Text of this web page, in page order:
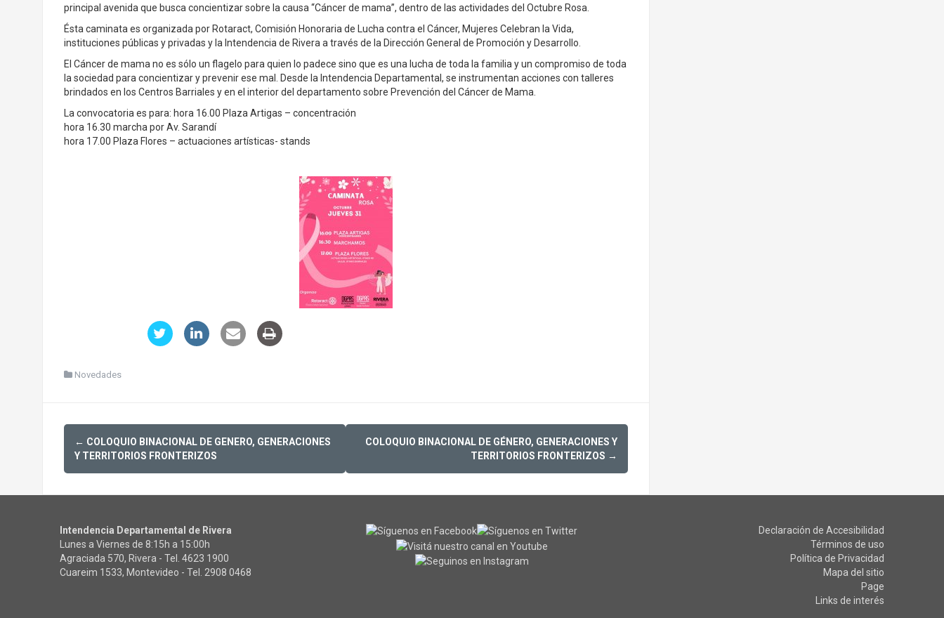
principal avenida que busca concientizar sobre la causa “Cáncer de mama”, dentro de las actividades del Octubre Rosa.
Ésta caminata es organizada por Rotaract, Comisión Honoraria de Lucha contra el Cáncer, Mujeres Celebran la Vida,
instituciones públicas y privadas y la Intendencia de Rivera a través de la Dirección General de Promoción y Desarrollo.
El Cáncer de mama no es sólo un flagelo para quien lo padece sino que es una lucha de toda la familia y un compromiso de toda
la sociedad para concientizar y prevenir ese mal. Desde la Intendencia Departamental, se instrumentan acciones con talleres
brindados en los Centros Barriales y en el interior del departamento sobre Prevención del Cáncer de Mama.
La convocatoria es para: hora 16.00 Plaza Artigas – concentración
hora 16.30 marcha por Av. Sarandí
hora 17.00 Plaza Flores – actuaciones artísticas- stands
Novedades
Post
navigation
← COLOQUIO BINACIONAL DE GENERO, GENERACIONES
Y TERRITORIOS FRONTERIZOS
COLOQUIO BINACIONAL DE GÉNERO, GENERACIONES Y
TERRITORIOS FRONTERIZOS →
Intendencia Departamental de Rivera
Lunes a Viernes de 8:15h a 15:00h
Agraciada 570, Rivera - Tel. 4623 1900
Cuareim 1533, Montevideo - Tel. 2908 0468
Declaración de Accesibilidad
Términos de uso
Política de Privacidad
Mapa del sitio
Page
Links de interés